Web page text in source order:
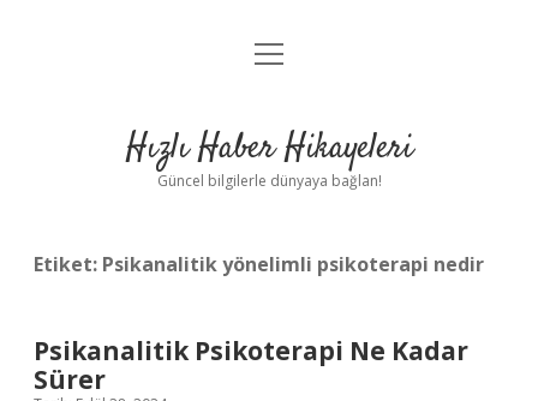
Anasayfa
Yasal Uyarı
menüyü
Hızlı Haber Hikayeleri
Güncel bilgilerle dünyaya bağlan!
Etiket: Psikanalitik yönelimli psikoterapi nedir
Psikanalitik Psikoterapi Ne Kadar
Sürer